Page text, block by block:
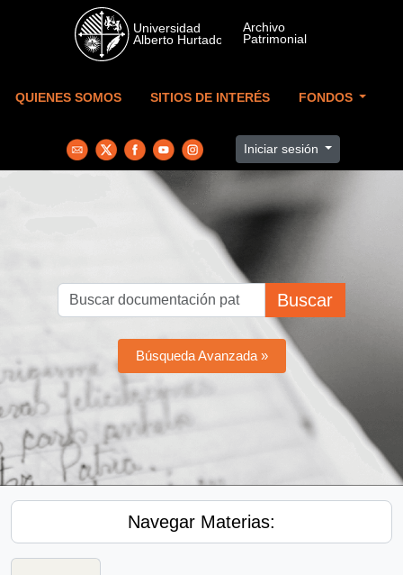
Skip to main content
QUIENES SOMOS SITIOS DE INTERÉS FONDOS
Iniciar sesión
Buscar
Búsqueda Avanzada »
Navegar Materias: